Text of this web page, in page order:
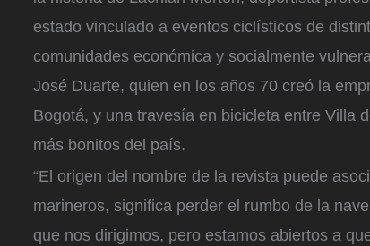
estado vinculado a eventos ciclísticos de
comunidades económica y socialmente
José Duarte, quien en los años 70 creó la
Bogotá, y una travesía en bicicleta entre Villa
más bonitos del país.
“El origen del nombre de la revista puede
marineros, significa perder el rumbo de la
que nos dirigimos, pero estamos abiertos a